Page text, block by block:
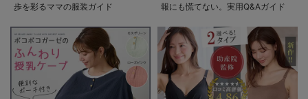
歩を彩るママの服装ガイド
報にも慌てない。実用Q&Aガイド